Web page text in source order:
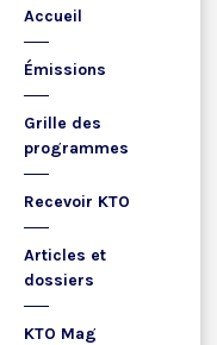
Accueil
Émissions
Grille des
programmes
Recevoir KTO
Articles et
dossiers
KTO Mag